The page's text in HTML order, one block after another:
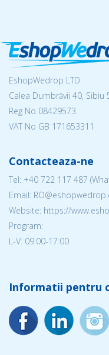
EshopWedrop LTD
Calea Dumbrăvii 40, Sibiu
Reg No 08429573
VAT No GB 171653311
Contacteaza-ne
Tel: +40 722 117 487
Email:
Website: https://
Program:
L-V: 09:00-17:00
Informatii pentru